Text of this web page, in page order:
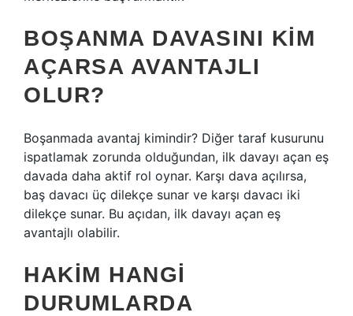
BOŞANMA DAVASINI KIM
AÇARSA AVANTAJLI
OLUR?
Boşanmada avantaj kimindir? Diğer taraf kusurunu
ispatlamak zorunda olduğundan, ilk davayı açan eş
davada daha aktif rol oynar. Karşı dava açılırsa,
baş davacı üç dilekçe sunar ve karşı davacı iki
dilekçe sunar. Bu açıdan, ilk davayı açan eş
avantajlı olabilir.
HAKIM HANGI
DURUMLARDA